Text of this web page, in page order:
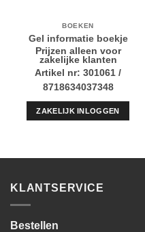
BOEKEN
Gel informatie boekje
Prijzen alleen voor
zakelijke klanten
Artikel nr: 301061 /
8718634037348
ZAKELIJK INLOGGEN
KLANTSERVICE
Bestellen